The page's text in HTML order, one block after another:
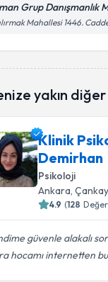
Grup Danışmanlık
Mahallesi 1446.
yakın
Klinik
Demirhan
Psikoloji
Ankara ,
4.9 (128
güvenle alakalı
hocamı internetten